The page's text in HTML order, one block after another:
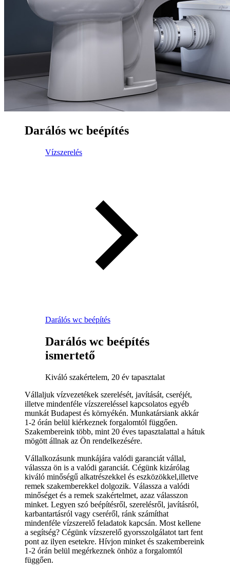
Darálós wc beépítés
Vízszerelés
Darálós wc beépítés
Darálós wc beépítés
ismertető
Kiváló szakértelem, 20 év tapasztalat
Vállaljuk vízvezetékek szerelését, javítását, cseréjét,
illetve mindenféle vízszereléssel kapcsolatos egyéb
munkát Budapest és környékén. Munkatársiank akkár
1-2 órán belül kiérkeznek forgalomtól függően.
Szakembereink több, mint 20 éves tapasztalattal a hátuk
mögött állnak az Ön rendelkezésére.
Vállalkozásunk munkájára valódi garanciát vállal,
válassza ön is a valódi garanciát. Cégünk kizárólag
kiváló minőségű alkatrészekkel és eszközökkel,illetve
remek szakemberekkel dolgozik. Válassza a valódi
minőséget és a remek szakértelmet, azaz válasszon
minket. Legyen szó beépítésről, szerelésről, javításról,
karbantartásról vagy cseréről, ránk számíthat
mindenféle vízszerelő feladatok kapcsán. Most kellene
a segítség? Cégünk vízszerelő gyorsszolgálatot tart fent
pont az ilyen esetekre. Hívjon minket és szakembereink
1-2 órán belül megérkeznek önhöz a forgalomtól
függően.